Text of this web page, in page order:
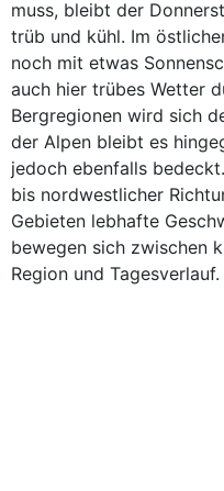
muss, bleibt der
trüb und kühl. Im
noch mit etwas
auch hier trübes Wetter
Bergregionen wird sich
der Alpen bleibt es
jedoch ebenfalls
bis nordwestlicher
Gebieten lebhafte
bewegen sich zwischen
Region und Tagesverlauf.